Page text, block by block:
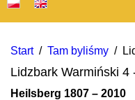
Start/ Tam byliśmy /
Lidzbark Warmiński 4
Heilsberg 1807 – 2010